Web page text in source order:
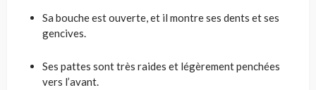
Sa bouche est ouverte, et il montre ses dents et ses
gencives.
Ses pattes sont très raides et légèrement penchées
vers l’avant.